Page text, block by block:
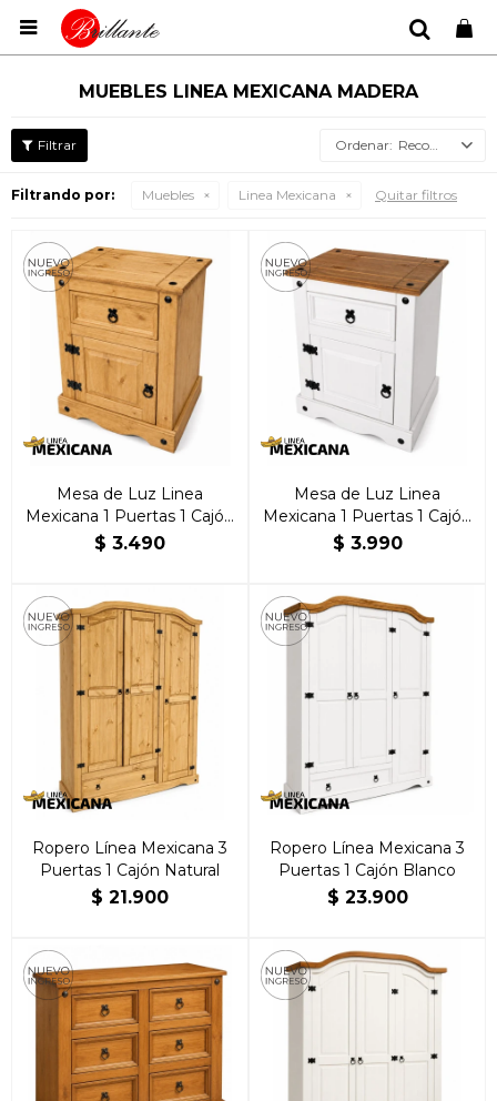

MUEBLES LINEA MEXICANA MADERA
Recomendados
Filtrando por: Muebles Linea Mexicana Quitar filtros
Mesa de Luz Linea
Mexicana 1 Puertas 1 Cajón
Natural
$ 3.490
Mesa de Luz Linea
Mexicana 1 Puertas 1 Cajón
Blanca
$ 3.990
Ropero Línea Mexicana 3
Puertas 1 Cajón Natural
$ 21.900
Ropero Línea Mexicana 3
Puertas 1 Cajón Blanco
$ 23.900